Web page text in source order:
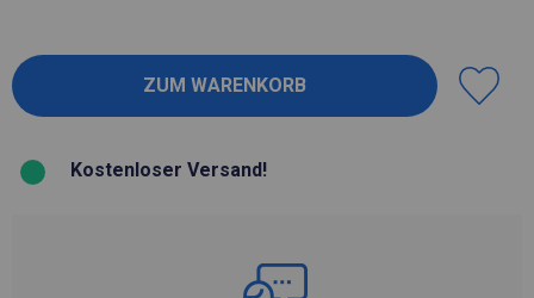
Kostenloser Versand!